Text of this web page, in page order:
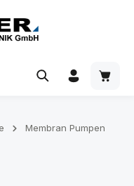
Membran Pumpen